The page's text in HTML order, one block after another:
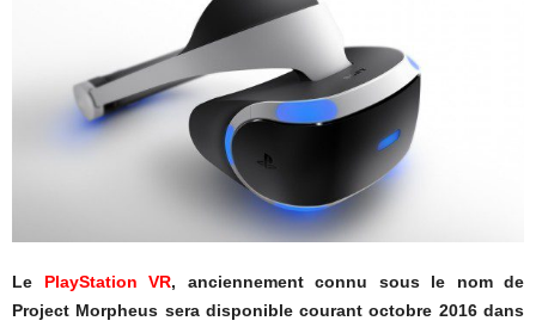
Le PlayStation VR, anciennement connu sous le nom de
Project Morpheus sera disponible courant octobre 2016 dans